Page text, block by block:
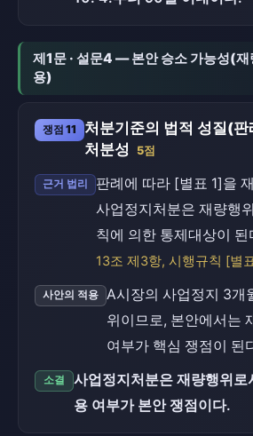
제1문 · 설문4 — 본안 승소 가능성(재
용)
쟁점 11
처분기준의 법적 성질(
처분성 5점
근거 법리
판례에 따라 [별표 1]을
사업정지처분은 재량행
칙에 의한 통제대상이 된
13조 제3항, 시행규칙 [별
사안의 적용
A시장의 사업정지 3개
위이므로, 본안에서는
여부가 핵심 쟁점이 된
소결
사업정지처분은 재량행위로
용 여부가 본안 쟁점이다.